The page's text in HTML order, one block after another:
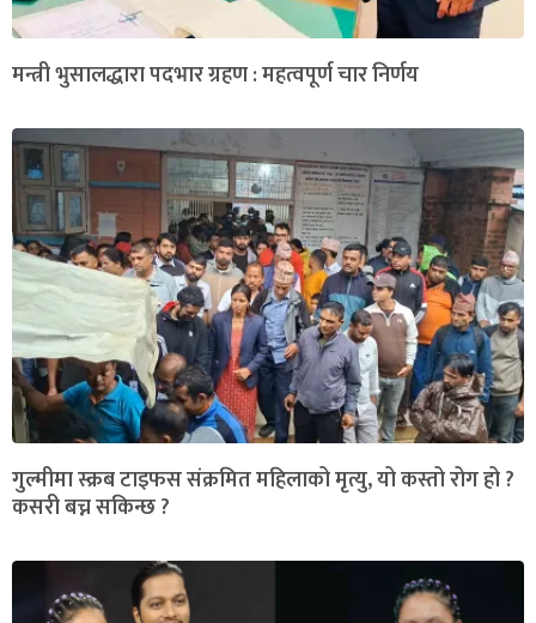
मन्त्री भुसालद्धारा पदभार ग्रहण : महत्वपूर्ण चार निर्णय
गुल्मीमा स्क्रब टाइफस संक्रमित महिलाको मृत्यु, यो कस्तो रोग हो ?
कसरी बच्न सकिन्छ ?